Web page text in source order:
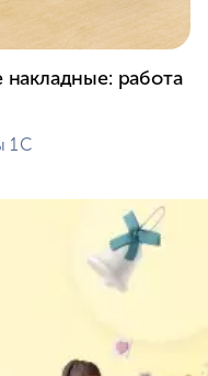
работа
1С